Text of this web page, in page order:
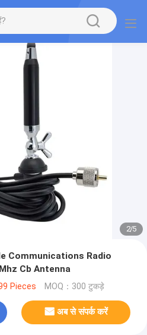
2/5
Communications Radio
Cb Antenna
Pieces MOQ：300 टुकड़े
अब से संपर्क करें